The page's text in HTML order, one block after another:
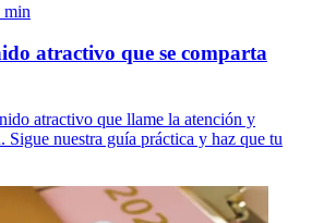
min
atractivo que se comparta
atractivo que llame la atención y
nuestra guía práctica y haz que tu